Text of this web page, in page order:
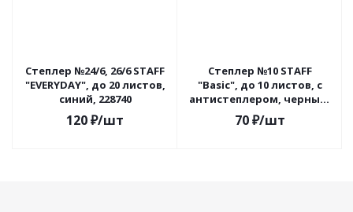
Степлер №24/6, 26/6 STAFF
"EVERYDAY", до 20 листов,
синий, 228740
120₽/шт
Степлер №10 STAFF
"Basic", до 10 листов, с
антистеплером, черный,
224625
70₽/шт